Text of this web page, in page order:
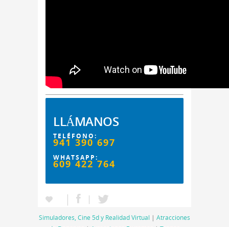
LLÁMANOS
TELÉFONO:
941 390 697
WHATSAPP:
609 422 764
Simuladores, Cine 5d y Realidad Virtual | Atracciones